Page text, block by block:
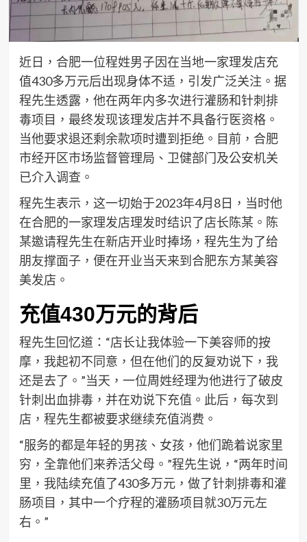
近日，合肥一位程姓男子因在当地一家理发店充
值430多万元后出现身体不适，引发广泛关注。据
程先生透露，他在两年内多次进行灌肠和针刺排
毒项目，最终发现该理发店并不具备行医资格。
当他要求退还剩余款项时遭到拒绝。目前，合肥
市经开区市场监督管理局、卫健部门及公安机关
已介入调查。
程先生表示，这一切始于2023年4月8日，当时他
在合肥的一家理发店理发时结识了店长陈某。陈
某邀请程先生在新店开业时捧场，程先生为了给
朋友撑面子，便在开业当天来到合肥东方某美容
美发店。
充值430万元的背后
程先生回忆道：“店长让我体验一下美容师的按
摩，我起初不同意，但在他们的反复劝说下，我
还是去了。”当天，一位周姓经理为他进行了破皮
针刺出血排毒，并在劝说下充值。此后，每次到
店，程先生都被要求继续充值消费。
“服务的都是年轻的男孩、女孩，他们跪着说家里
穷，全靠他们来养活父母。”程先生说，“两年时间
里，我陆续充值了430多万元，做了针刺排毒和灌
肠项目，其中一个疗程的灌肠项目就30万元左
右。”